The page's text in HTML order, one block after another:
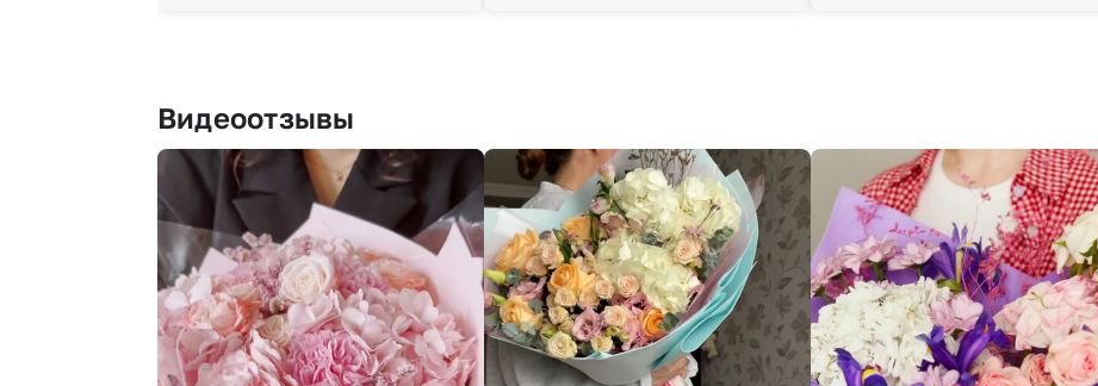
Выберите город доставки
Или выберите из популярных
Москва и МО
Санкт-Петербург
Нижний Новгород
Самара
Казань
Уфа
Видеоотзывы